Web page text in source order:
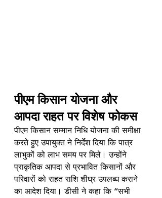
पीएम किसान योजना और
आपदा राहत पर विशेष फोकस
पीएम किसान सम्मान निधि योजना की समीक्षा
करते हुए उपायुक्त ने निर्देश दिया कि पात्र
लाभुकों को लाभ समय पर मिले। उन्होंने
प्राकृतिक आपदा से प्रभावित किसानों और
परिवारों को राहत राशि शीघ्र उपलब्ध कराने
का आदेश दिया। डीसी ने कहा कि “सभी